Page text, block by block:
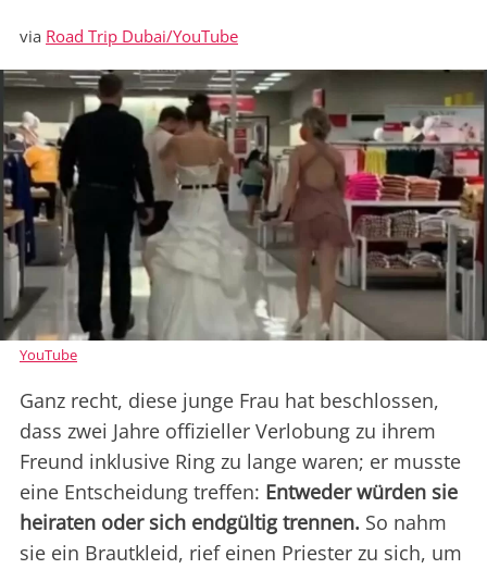
via Road Trip Dubai/YouTube
YouTube
Ganz recht, diese junge Frau hat beschlossen,
dass zwei Jahre offizieller Verlobung zu ihrem
Freund inklusive Ring zu lange waren; er musste
eine Entscheidung treffen: Entweder würden sie
heiraten oder sich endgültig trennen. So nahm
sie ein Brautkleid, rief einen Priester zu sich, um